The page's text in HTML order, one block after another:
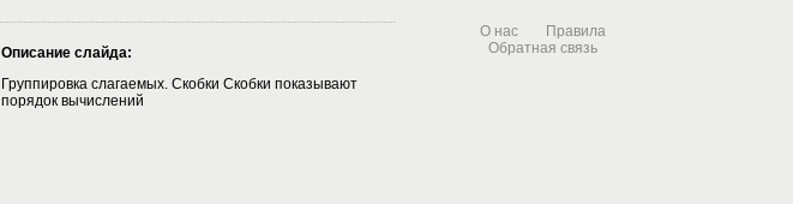
Описание слайда:
Группировка слагаемых. Скобки Скобки показывают
порядок вычислений
О нас
Правила
Обратная связь